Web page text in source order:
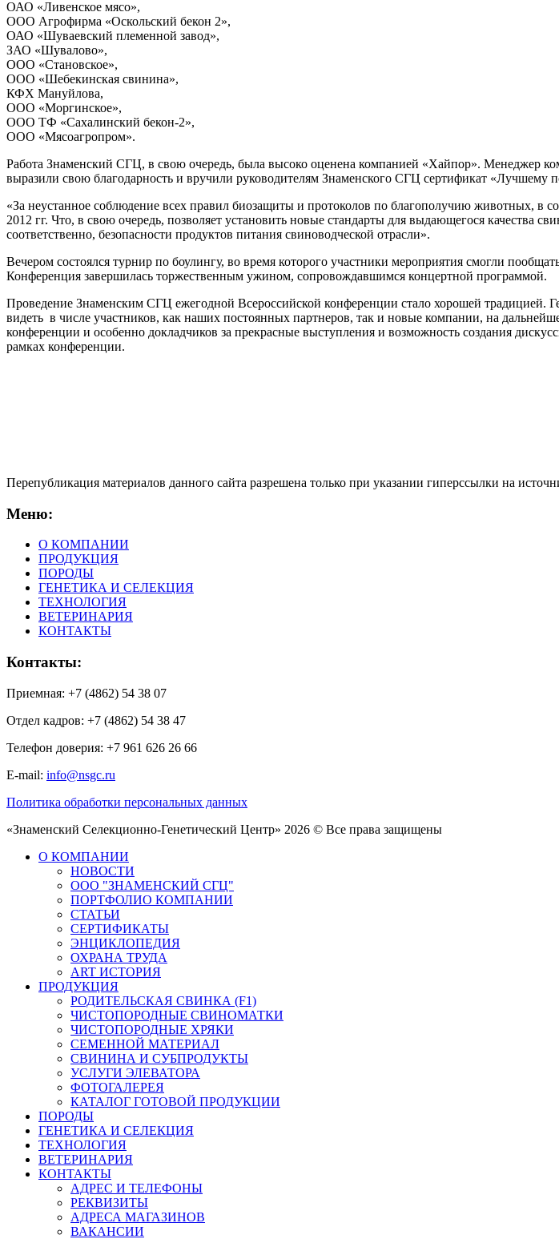
ОАО «Ливенское мясо»,
ООО Агрофирма «Оскольский бекон 2»,
ОАО «Шуваевский племенной завод»,
ЗАО «Шувалово»,
ООО «Становское»,
ООО «Шебекинская свинина»,
КФХ Мануйлова,
ООО «Моргинское»,
ООО ТФ «Сахалинский бекон-2»,
ООО «Мясоагропром».
Работа Знаменский СГЦ, в свою очередь, была высоко оценена компанией «Хайпор». Менеджер
выразили свою благодарность и вручили руководителям Знаменского СГЦ сертификат «Лучшему
«За неустанное соблюдение всех правил биозащиты и протоколов по благополучию животных, в
2012 гг. Что, в свою очередь, позволяет установить новые стандарты для выдающегося
соответственно, безопасности продуктов питания свиноводческой отрасли».
Вечером состоялся турнир по боулингу, во время которого участники мероприятия смогли
Конференция завершилась торжественным ужином, сопровождавшимся концертной программой.
Проведение Знаменским СГЦ ежегодной Всероссийской конференции стало хорошей традицией.
видеть в числе участников, как наших постоянных партнеров, так и новые компании, на
конференции и особенно докладчиков за прекрасные выступления и возможность создания
рамках конференции.
Перепубликация материалов данного сайта разрешена только при указании гиперсcылки на
Меню:
О КОМПАНИИ
ПРОДУКЦИЯ
ПОРОДЫ
ГЕНЕТИКА И СЕЛЕКЦИЯ
ТЕХНОЛОГИЯ
ВЕТЕРИНАРИЯ
КОНТАКТЫ
Контакты:
Приемная: +7 (4862) 54 38 07
Отдел кадров: +7 (4862) 54 38 47
Телефон доверия: +7 961 626 26 66
E-mail: info@nsgc.ru
Политика обработки персональных данных
«Знаменский Селекционно-Генетический Центр» 2026 © Все права защищены
О КОМПАНИИ
НОВОСТИ
ООО "ЗНАМЕНСКИЙ СГЦ"
ПОРТФОЛИО КОМПАНИИ
СТАТЬИ
СЕРТИФИКАТЫ
ЭНЦИКЛОПЕДИЯ
ОХРАНА ТРУДА
ART ИСТОРИЯ
ПРОДУКЦИЯ
РОДИТЕЛЬСКАЯ СВИНКА (F1)
ЧИСТОПОРОДНЫЕ СВИНОМАТКИ
ЧИСТОПОРОДНЫЕ ХРЯКИ
СЕМЕННОЙ МАТЕРИАЛ
СВИНИНА И СУБПРОДУКТЫ
УСЛУГИ ЭЛЕВАТОРА
ФОТОГАЛЕРЕЯ
КАТАЛОГ ГОТОВОЙ ПРОДУКЦИИ
ПОРОДЫ
ГЕНЕТИКА И СЕЛЕКЦИЯ
ТЕХНОЛОГИЯ
ВЕТЕРИНАРИЯ
КОНТАКТЫ
АДРЕС И ТЕЛЕФОНЫ
РЕКВИЗИТЫ
АДРЕСА МАГАЗИНОВ
ВАКАНСИИ